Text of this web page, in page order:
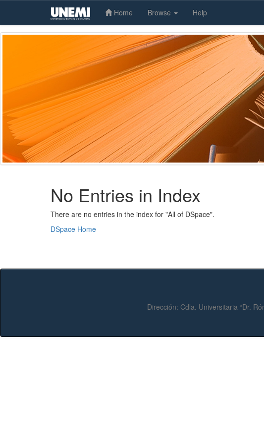
Skip
Home Browse Help
No Entries in Index
There are no entries in the index for "All of DSpace".
DSpace Home
Dirección: Cdla. Universitaria “Dr.